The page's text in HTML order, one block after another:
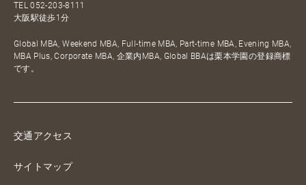
TEL052-203-8111
大阪駅徒歩1分
Global MBA, Weekend MBA, Full-time MBA, Part-time MBA, Evening MBA,
MBA Plus, Corporate MBA, 企業内MBA, Global BBAは栗本学園の登録商標
です。
交通アクセス
サイトマップ